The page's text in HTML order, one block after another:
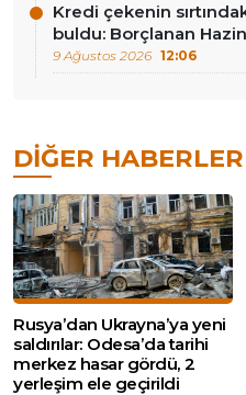
Kredi çekenin
buldu: Borçlanan
9 Ağustos 2026 12:06
DIĞER HABERLER
Rusya’dan Ukrayna’ya yeni
saldırılar: Odesa’da tarihi
merkez hasar gördü, 2
yerleşim ele geçirildi